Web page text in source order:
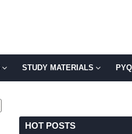
STUDY MATERIALS PYQ
HOT POSTS